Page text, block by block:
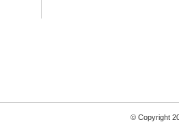
© Copyright